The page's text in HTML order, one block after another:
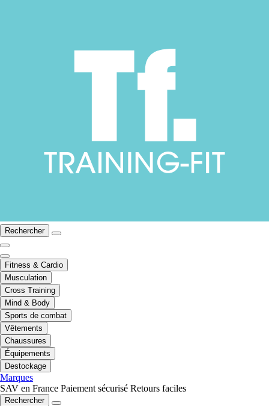
Rechercher
Fitness & Cardio
Musculation
Cross Training
Mind & Body
Sports de combat
Vêtements
Chaussures
Équipements
Destockage
Marques
SAV en France Paiement sécurisé Retours faciles
Rechercher